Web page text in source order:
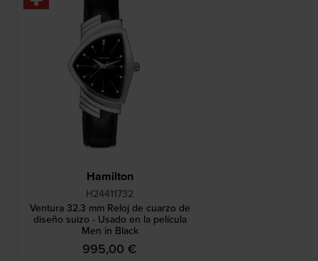
Hamilton
H24411732
Ventura 32.3 mm Reloj de cuarzo de
diseño suizo - Usado en la película
Men in Black
995,00 €